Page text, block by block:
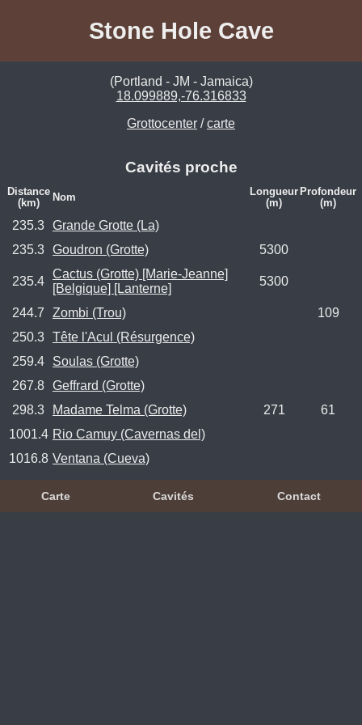
Stone Hole Cave
(Portland - JM - Jamaica)
18.099889,-76.316833
Grottocenter /carte
Cavités proche
Distance
(km)
Nom
Longueur
(m)
Profondeur
(m)
235.3 Grande Grotte (La)
235.3 Goudron (Grotte) 5300
235.4
Cactus (Grotte) [Marie-Jeanne]
[Belgique] [Lanterne]
5300
244.7 Zombi (Trou)
109
250.3 Tête l'Acul (Résurgence)
259.4
Soulas (Grotte)
267.8 Geffrard (Grotte)
298.3
Madame Telma (Grotte) 271
61
1001.4 Rio Camuy (Cavernas del)
1016.8 Ventana (Cueva)
Carte Cavités Contact